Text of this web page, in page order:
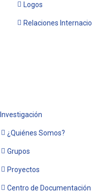
Logos
Relaciones
Investigación
¿Quiénes Somos?
Grupos
Proyectos
Centro de Documentación